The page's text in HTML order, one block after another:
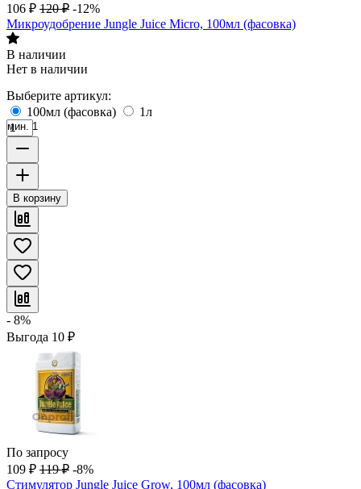
106 ₽ 120 ₽ -12%
Микроудобрение Jungle Juice Micro, 100мл (фасовка)
В наличии
Нет в наличии
Выберите артикул:
100мл (фасовка)
1л
мин. 1
В корзину
- 8%
Выгода 10 ₽
По запросу
109 ₽ 119 ₽ -8%
Стимулятор Jungle Juice Grow, 100мл (фасовка)